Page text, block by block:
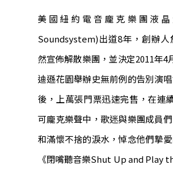
美國紐約電音龐克樂團液晶
Soundsystem)出道8年，創辦人
然宣佈解散樂團，並決定2011年4
迪遜花園舉辦史無前例的告別演
後，上萬張門票迅速完售，在連
可龐克樂聲中，歌迷與樂團成員
和滿懷不捨的淚水，悼念他們摯
《閉嘴聽音樂Shut Up and Play